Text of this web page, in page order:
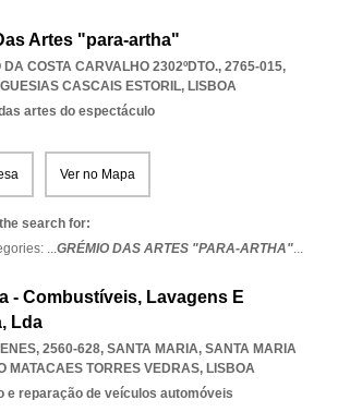
Artes "para-artha"
DA COSTA CARVALHO 2302ºDTO., 2765-015,
CASCAIS ESTORIL, LISBOA
artes do espectáculo
Ver no Mapa
search for:
...GRÉMIO DAS ARTES "PARA-ARTHA"...
- Combustíveis, Lavagens E
Lda
2560-628, SANTA MARIA, SANTA MARIA
MATACAES TORRES VEDRAS, LISBOA
e reparação de veículos automóveis